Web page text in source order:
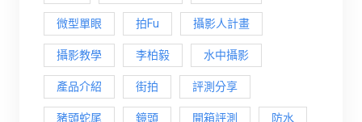
微型單眼 拍Fu 攝影人計畫
攝影教學 李柏毅 水中攝影
產品介紹 街拍 評測分享
豬頭蛇尾 鏡頭 開箱評測 防水